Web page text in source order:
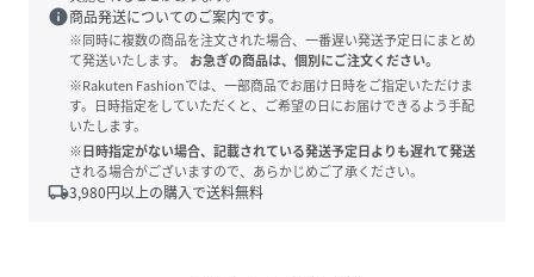
info商品発送についてのご案内です。
※同時に複数の商品を注文された場合、一番遅い発送予定日にまとめ
て発送いたします。
お急ぎの商品は、個別にご注文ください。
※Rakuten Fashionでは、一部商品でお届け日時をご指定いただけま
す。日時指定をしていただくと、ご希望の日にお届けできるよう手配
いたします。
※日時指定がない場合、記載されている発送予定日よりも遅れて発送
される場合がございますので、あらかじめご了承ください。
local_shipping3,980円以上の購入で送料無料